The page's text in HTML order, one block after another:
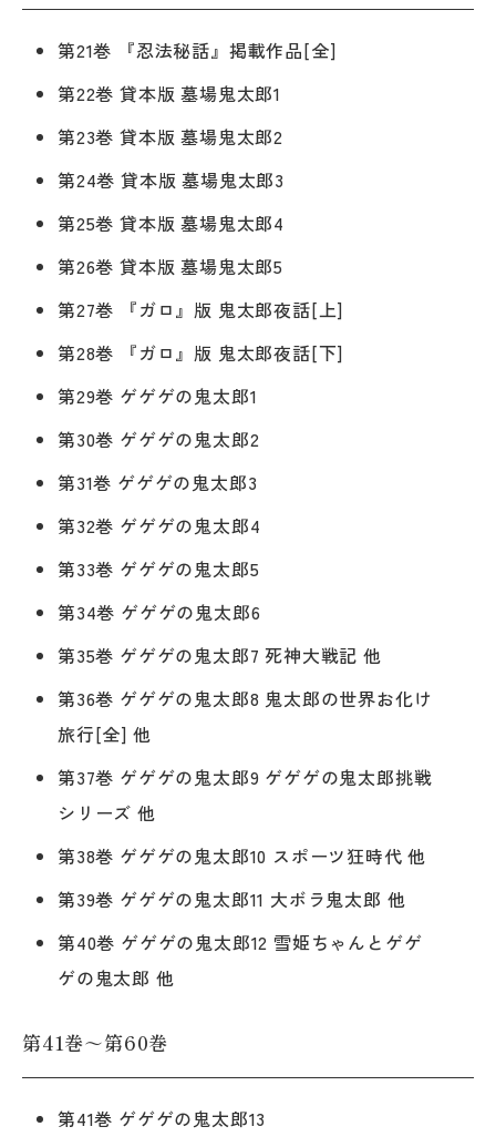
第21巻 『忍法秘話』掲載作品[全]
第22巻 貸本版 墓場鬼太郎1
第23巻 貸本版 墓場鬼太郎2
第24巻 貸本版 墓場鬼太郎3
第25巻 貸本版 墓場鬼太郎4
第26巻 貸本版 墓場鬼太郎5
第27巻 『ガロ』版 鬼太郎夜話[上]
第28巻 『ガロ』版 鬼太郎夜話[下]
第29巻 ゲゲゲの鬼太郎1
第30巻 ゲゲゲの鬼太郎2
第31巻 ゲゲゲの鬼太郎3
第32巻 ゲゲゲの鬼太郎4
第33巻 ゲゲゲの鬼太郎5
第34巻 ゲゲゲの鬼太郎6
第35巻 ゲゲゲの鬼太郎7 死神大戦記 他
第36巻 ゲゲゲの鬼太郎8 鬼太郎の世界お化け
旅行[全] 他
第37巻 ゲゲゲの鬼太郎9 ゲゲゲの鬼太郎挑戦
シリーズ 他
第38巻 ゲゲゲの鬼太郎10 スポーツ狂時代 他
第39巻 ゲゲゲの鬼太郎11 大ボラ鬼太郎 他
第40巻 ゲゲゲの鬼太郎12 雪姫ちゃんとゲゲ
ゲの鬼太郎 他
第41巻～第60巻
第41巻 ゲゲゲの鬼太郎13